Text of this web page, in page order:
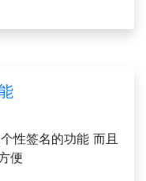
性签名的功能 而且
便